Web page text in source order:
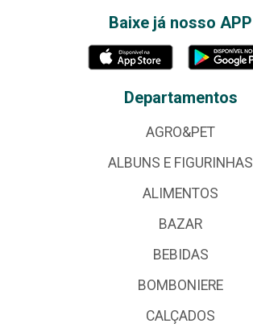
Baixe já nosso APP
Departamentos
AGRO&PET
ALBUNS E FIGURINHAS
ALIMENTOS
BAZAR
BEBIDAS
BOMBONIERE
CALÇADOS